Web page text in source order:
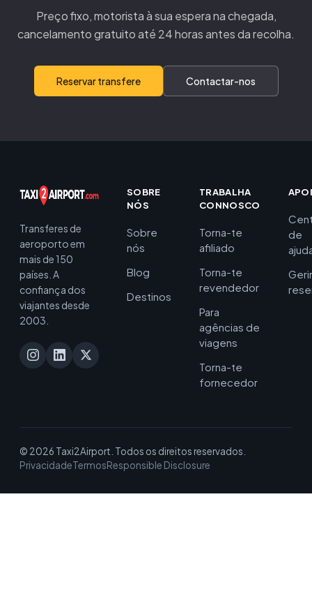
Preço fixo, motorista à sua espera na chegada,
cancelamento gratuito até 24 horas antes da recolha.
Reservar transfere Contactar-nos
Transferes de
aeroporto em
mais de 150
países. A
confiança dos
viajantes desde
2003.
SOBRE
NÓS
Sobre
nós
Blog
Destinos
TRABALHA
CONNOSCO
Torna-te
afiliado
Torna-te
revendedor
Para
agências de
viagens
Torna-te
fornecedor
de
Gerir
© 2026 Taxi2Airport. Todos os direitos reservados.
PrivacidadeTermosResponsible Disclosure